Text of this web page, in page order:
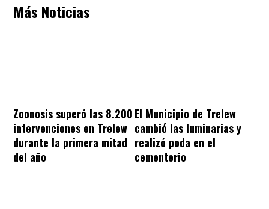
Más Noticias
Zoonosis superó las 8.200
intervenciones en Trelew
durante la primera mitad
del año
El Municipio de Trelew
cambió las luminarias y
realizó poda en el
cementerio